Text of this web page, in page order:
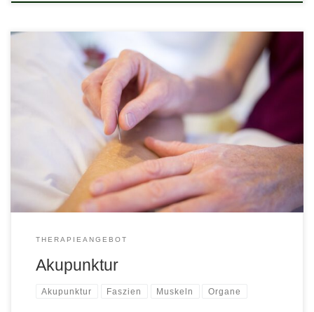
Es ist kaum zu glauben. Ein paar Nadeln in den Körper
gestochen sollen helfen?Zu Beginn meiner Ausbildung war ich
davon kaum überzeugt. Bis ich es am eigenen Leib erfahren
habe. Akupunktur ist starke Medizin!Moderne Messgeräte werden
immer feiner. Gewiss dauert es nicht mehr lange, bis wir in den
öffentlichen Medien […]
THERAPIEANGEBOT
Akupunktur
Akupunktur Faszien Muskeln Organe